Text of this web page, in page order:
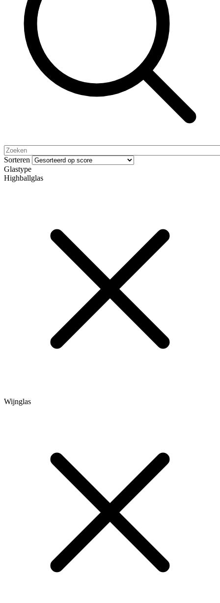
Sorteren
Glastype
Highballglas
Wijnglas